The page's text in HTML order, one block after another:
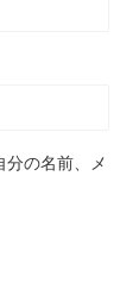
分の名前、メ